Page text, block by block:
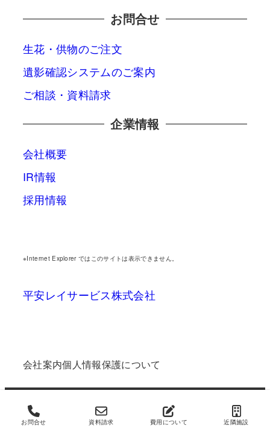
お問合せ
生花・供物のご注文
遺影確認システムのご案内
ご相談・資料請求
企業情報
会社概要
IR情報
採用情報
※Internet Explorer ではこのサイトは表示できません。
平安レイサービス株式会社
会社案内個人情報保護について
Copyright © 2022 平安レイサービス株式会社
All Rights Reserved.
お問合せ 資料請求 費用について 近隣施設